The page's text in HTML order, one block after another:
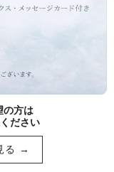
の方は
ださい
る →